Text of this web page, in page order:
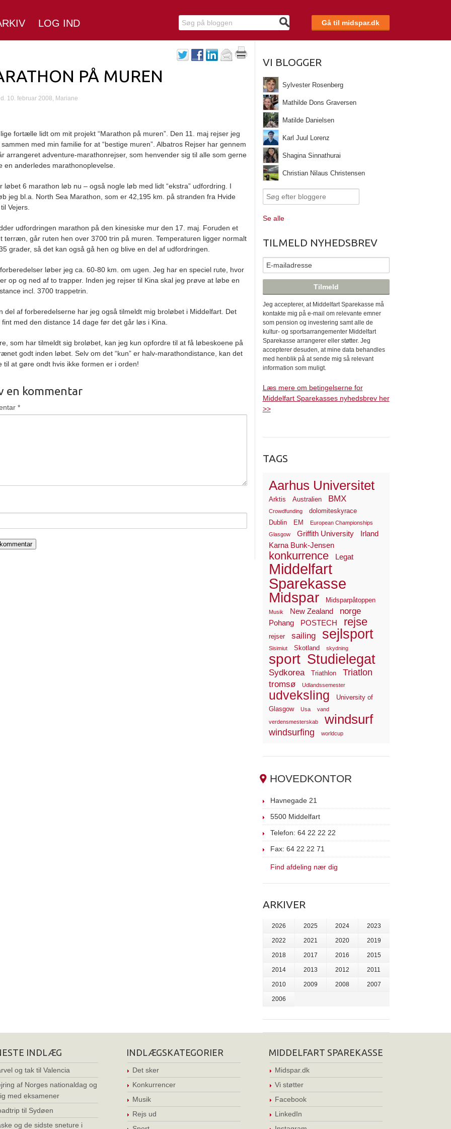
LOG IND Gå til midspar.dk
PÅ MUREN
10. februar 2008, Mariane
fortælle lidt om mit projekt “Marathon på muren”. Den 11. maj rejser jeg
sammen med min familie for at “bestige muren”. Albatros Rejser har gennem
arrangeret adventure-marathonrejser, som henvender sig til alle som gerne
en anderledes marathonoplevelse.
løbet 6 marathon løb nu – også nogle løb med lidt “ekstra” udfordring. I
jeg bl.a. North Sea Marathon, som er 42,195 km. på stranden fra Hvide
Vejers.
udfordringen marathon på den kinesiske mur den 17. maj. Foruden et
terræn, går ruten hen over 3700 trin på muren. Temperaturen ligger normalt
grader, så det kan også gå hen og blive en del af udfordringen.
løber jeg ca. 60-80 km. om ugen. Jeg har en speciel rute, hvor
op og ned af to trapper. Inden jeg rejser til Kina skal jeg prøve at løbe en
incl. 3700 trappetrin.
del af forberedelserne har jeg også tilmeldt mig broløbet i Middelfart. Det
fint med den distance 14 dage før det går løs i Kina.
som har tilmeldt sig broløbet, kan jeg kun opfordre til at få løbeskoene på
godt inden løbet. Selv om det “kun” er halv-marathondistance, kan det
til at gøre ondt hvis ikke formen er i orden!
en kommentar
*
VI BLOGGER
Sylvester Rosenberg
Mathilde Dons Graversen
Matilde Danielsen
Karl Juul Lorenz
Shagina Sinnathurai
Christian Nilaus Christensen
Se alle
TILMELD NYHEDSBREV
Jeg accepterer, at Middelfart Sparekasse må
kontakte mig på e-mail om relevante emner
som pension og investering samt alle de
kultur- og sportsarrangementer Middelfart
Sparekasse arrangerer eller støtter. Jeg
accepterer desuden, at mine data behandles
med henblik på at sende mig så relevant
information som muligt.
Læs mere om betingelserne for
Middelfart Sparekasses nyhedsbrev her
>>
TAGS
Aarhus Universitet
Arktis Australien BMX
Crowdfunding
dolomiteskyrace
Dublin
EM
European Championships
Glasgow
Griffith University
Irland
Karna Bunk-Jensen
konkurrence Legat
Middelfart
Sparekasse
Midspar Midsparpåtoppen
Musik New Zealand norge
Pohang POSTECH rejse
rejser sailing sejlsport
Sisimiut Skotland skydning
sport Studielegat
Sydkorea Triathlon Triatlon
tromsø Udlandssemester
udveksling
University of
Glasgow
Usa vand
verdensmesterskab windsurf
windsurfing worldcup
HOVEDKONTOR
Havnegade 21
5500 Middelfart
Telefon: 64 22 22 22
Fax: 64 22 22 71
Find afdeling nær dig
ARKIVER
2026 2025 2024 2023
2022 2021 2020 2019
2018 2017 2016 2015
2014 2013 2012 2011
2010 2009 2008 2007
2006
INDLÆG
og tak til Valencia
af Norges nationaldag og
med eksamener
til Sydøen
og de sidste sneture i
INDLÆGSKATEGORIER
Det sker
Konkurrencer
Musik
Rejs ud
MIDDELFART SPAREKASSE
Midspar.dk
Vi støtter
Facebook
LinkedIn